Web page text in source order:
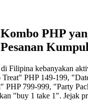
PHP
di Filipina kebanyakan
PHP 149-199,
PHP 799-999, "Party
"buy 1 take 1". Jejak